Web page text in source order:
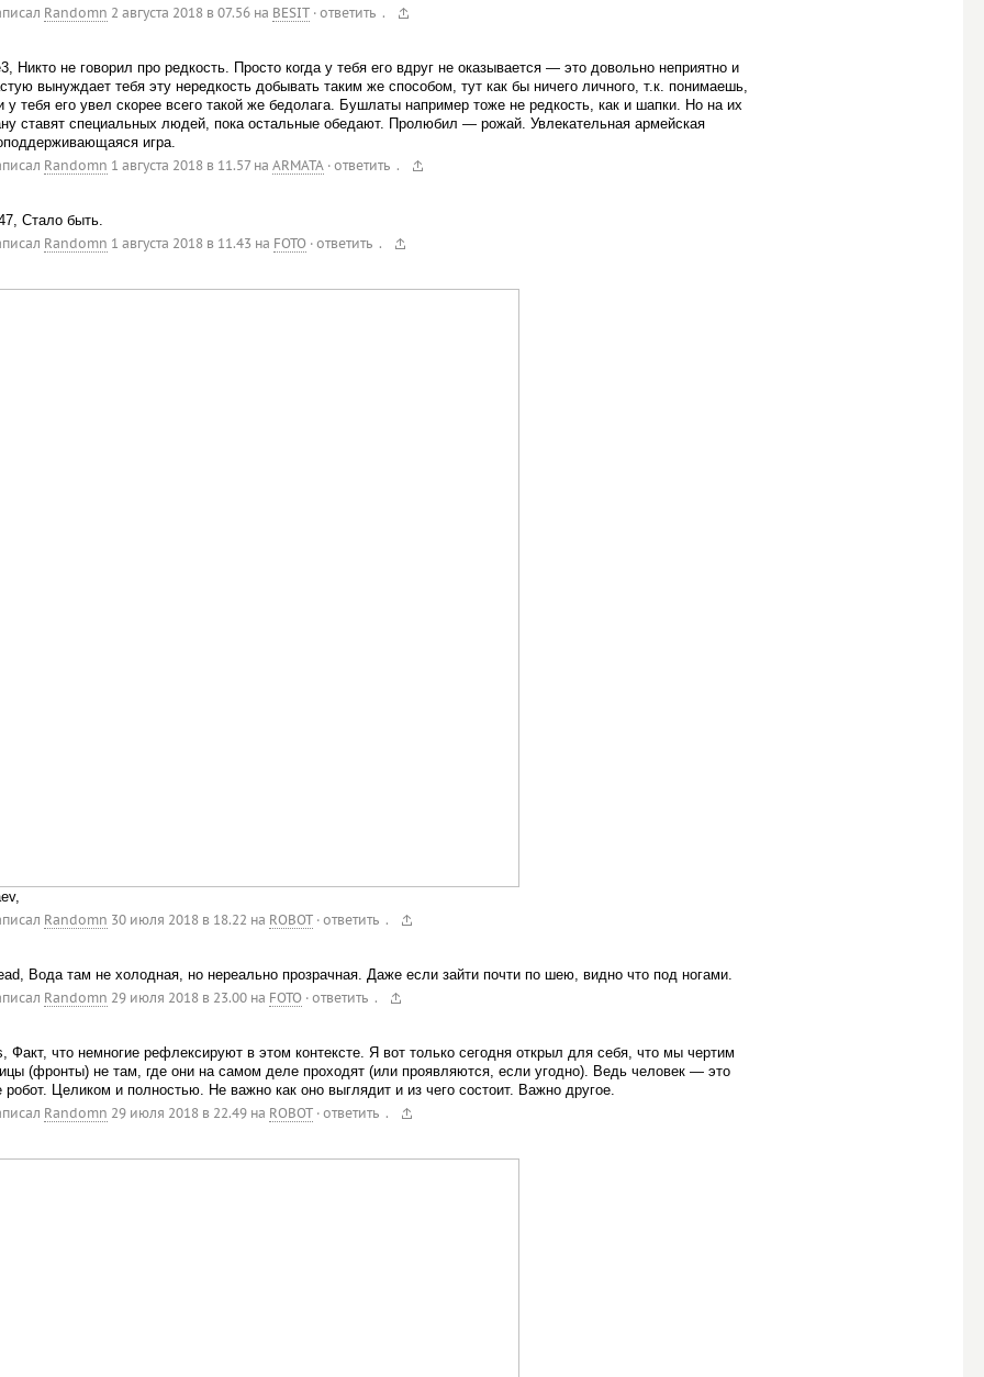
Randomn 2 августа 2018 в 07.56на BESIT · ответить .
Никто не говорил про редкость. Просто когда у тебя его вдруг не оказывается — это довольно неприятно и
вынуждает тебя эту нередкость добывать таким же способом, тут как бы ничего личного, т.к. понимаешь,
у тебя его увел скорее всего такой же бедолага. Бушлаты например тоже не редкость, как и шапки. Но на их
ставят специальных людей, пока остальные обедают. Пролюбил — рожай. Увлекательная армейская
игра.
Randomn 1 августа 2018 в 11.57на ARMATA · ответить .
Стало быть.
Randomn 1 августа 2018 в 11.43 на FOTO · ответить .
Randomn 30 июля 2018 в 18.22 на ROBOT · ответить .
Вода там не холодная, но нереально прозрачная. Даже если зайти почти по шею, видно что под ногами.
Randomn 29 июля 2018 в 23.00на FOTO · ответить .
Факт, что немногие рефлексируют в этом контексте. Я вот только сегодня открыл для себя, что мы чертим
(фронты) не там, где они на самом деле проходят (или проявляются, если угодно). Ведь человек — это
робот. Целиком и полностью. Не важно как оно выглядит и из чего состоит. Важно другое.
Randomn 29 июля 2018 в 22.49на ROBOT · ответить .